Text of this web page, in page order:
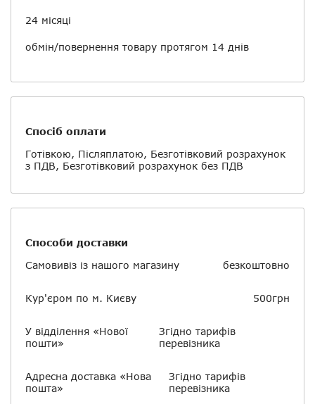
24 місяці
обмін/повернення товару протягом 14 днів
Спосіб оплати
Готівкою, Післяплатою, Безготівковий розрахунок
з ПДВ, Безготівковий розрахунок без ПДВ
Способи доставки
Самовивіз із нашого магазину
безкоштовно
Кур'єром по м. Києву 500грн
У відділення «Нової
пошти»
Згідно тарифів
перевізника
Адресна доставка «Нова
пошта»
Згідно тарифів
перевізника